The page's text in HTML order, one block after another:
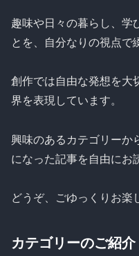
趣味や日々の暮らし、学
とを、自分なりの視点で
創作では自由な発想を大
界を表現しています。
興味のあるカテゴリーか
になった記事を自由にお
どうぞ、ごゆっくりお楽
カテゴリーのご紹介